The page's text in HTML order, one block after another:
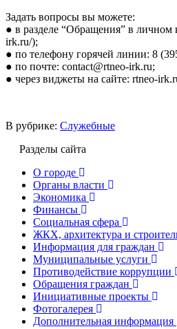
Задать вопросы вы можете:
● в разделе “Обращения” в личном
irk.ru/);
● по телефону горячей линии: 8
● по почте: contact@rtneo-irk.ru;
● через виджеты на сайте: rtneo-
В рубрике: Служебные
Разделы сайта
О городе
Органы власти
Экономика
Финансы
Социальная сфера
ЖКХ, архитектура и
Информация для граждан
Муниципальные услуги
Противодействие коррупции
Обращения граждан
Инициативные проекты
Фотогалерея
Дополнительная информация